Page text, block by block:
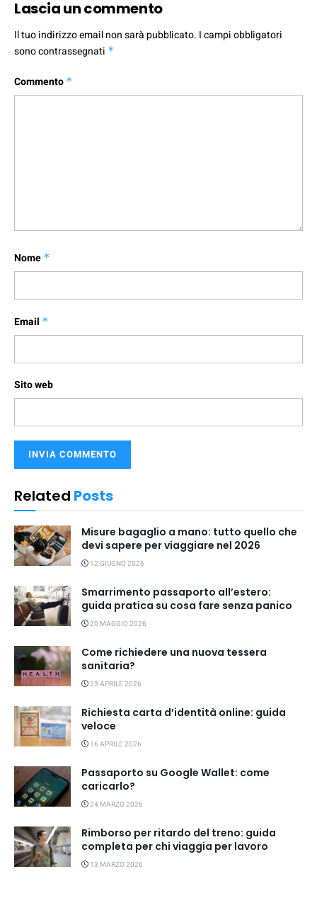
Lascia un commento
Il tuo indirizzo email non sarà pubblicato. I campi obbligatori
sono contrassegnati *
Commento *
Nome *
Email *
Sito web
Related Posts
Misure bagaglio a mano: tutto quello che
devi sapere per viaggiare nel 2026
12 GIUGNO 2026
Smarrimento passaporto all’estero:
guida pratica su cosa fare senza panico
20 MAGGIO 2026
Come richiedere una nuova tessera
sanitaria?
23 APRILE 2026
Richiesta carta d’identità online: guida
veloce
16 APRILE 2026
Passaporto su Google Wallet: come
caricarlo?
24 MARZO 2026
Rimborso per ritardo del treno: guida
completa per chi viaggia per lavoro
13 MARZO 2026